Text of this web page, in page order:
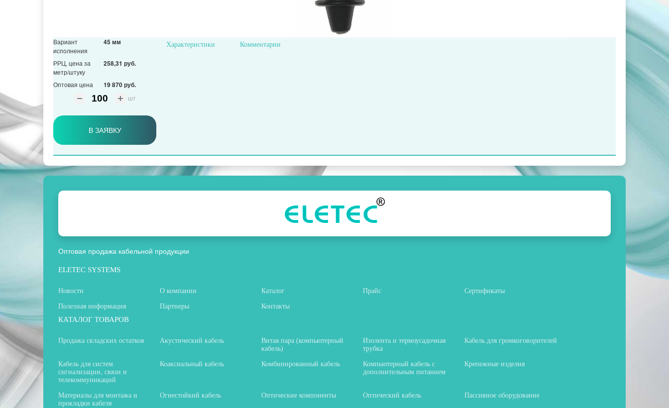
Вариант
исполнения
45 мм
РРЦ, цена за
метр/штуку
258,31 руб.
Оптовая цена 19 870 руб.
шт
В ЗАЯВКУ
Характеристики Комментарии
Оптовая продажа кабельной продукции
ELETEC SYSTEMS
Новости О компании Каталог Прайс Сертификаты
Полезная информация Партнеры Контакты
КАТАЛОГ ТОВАРОВ
Продажа складских остатков Акустический кабель
Витая пара (компьютерный
кабель)
Изолента и термоусадочная
трубка
Кабель для громкоговорителей
Кабель для систем
сигнализации, связи и
телекоммуникаций
Коаксиальный кабель Комбинированный кабель
Компьютерный кабель с
дополнительным питанием
Крепежные изделия
Материалы для монтажа и
прокладки кабеля
Огнестойкий кабель Оптические компоненты Оптический кабель Пассивное оборудование